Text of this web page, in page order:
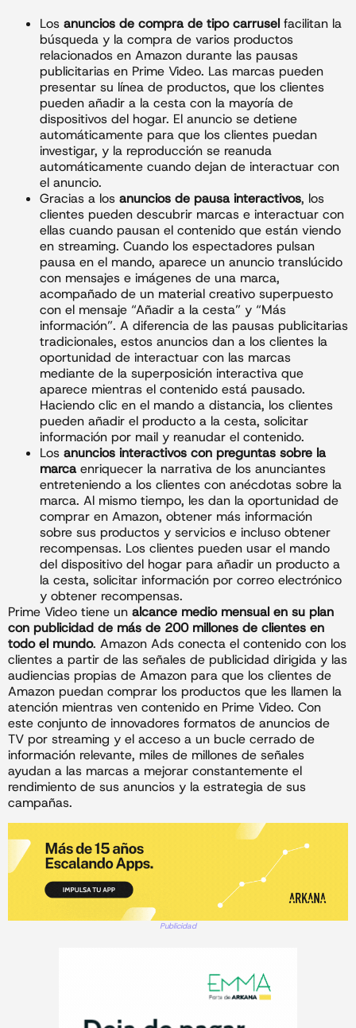
Los anuncios de compra de tipo carrusel facilitan la
búsqueda y la compra de varios productos
relacionados en Amazon durante las pausas
publicitarias en Prime Video. Las marcas pueden
presentar su línea de productos, que los clientes
pueden añadir a la cesta con la mayoría de
dispositivos del hogar. El anuncio se detiene
automáticamente para que los clientes puedan
investigar, y la reproducción se reanuda
automáticamente cuando dejan de interactuar con
el anuncio.
Gracias a los anuncios de pausa interactivos, los
clientes pueden descubrir marcas e interactuar con
ellas cuando pausan el contenido que están viendo
en streaming. Cuando los espectadores pulsan
pausa en el mando, aparece un anuncio translúcido
con mensajes e imágenes de una marca,
acompañado de un material creativo superpuesto
con el mensaje “Añadir a la cesta” y “Más
información”. A diferencia de las pausas publicitarias
tradicionales, estos anuncios dan a los clientes la
oportunidad de interactuar con las marcas
mediante de la superposición interactiva que
aparece mientras el contenido está pausado.
Haciendo clic en el mando a distancia, los clientes
pueden añadir el producto a la cesta, solicitar
información por mail y reanudar el contenido.
Los anuncios interactivos con preguntas sobre la
marca enriquecer la narrativa de los anunciantes
entreteniendo a los clientes con anécdotas sobre la
marca. Al mismo tiempo, les dan la oportunidad de
comprar en Amazon, obtener más información
sobre sus productos y servicios e incluso obtener
recompensas. Los clientes pueden usar el mando
del dispositivo del hogar para añadir un producto a
la cesta, solicitar información por correo electrónico
y obtener recompensas.
Prime Video tiene un alcance medio mensual en su plan
con publicidad de más de 200 millones de clientes en
todo el mundo. Amazon Ads conecta el contenido con los
clientes a partir de las señales de publicidad dirigida y las
audiencias propias de Amazon para que los clientes de
Amazon puedan comprar los productos que les llamen la
atención mientras ven contenido en Prime Video. Con
este conjunto de innovadores formatos de anuncios de
TV por streaming y el acceso a un bucle cerrado de
información relevante, miles de millones de señales
ayudan a las marcas a mejorar constantemente el
rendimiento de sus anuncios y la estrategia de sus
campañas.
Publicidad